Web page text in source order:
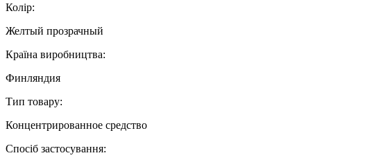
Колір:
Желтый прозрачный
Країна виробництва:
Финляндия
Тип товару:
Концентрированное средство
Спосіб застосування: